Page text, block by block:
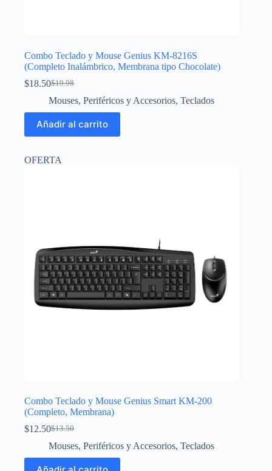
Combo Teclado y Mouse Genius KM-8216S
(Completo Inalámbrico, Membrana tipo Chocolate)
$19.98
El
precio
era:
$19.98.
$18.50El
precio
es:
$18.50.
Mouses, Periféricos y Accesorios, Teclados
Añadir al carrito
OFERTA
Combo Teclado y Mouse Genius Smart KM-200
(Completo, Membrana)
$13.50
El
precio
original
era:
$12.50El
precio
actual
es:
Mouses, Periféricos y Accesorios, Teclados